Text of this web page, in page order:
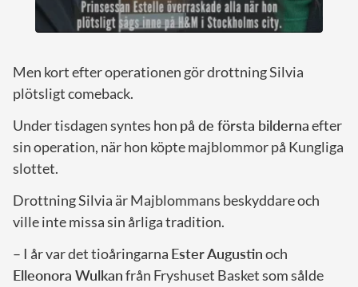
Men kort efter operationen gör drottning Silvia
plötsligt comeback.
Under tisdagen syntes hon på de första bildernaefter
sin operation, när hon köpte majblommor på Kungliga
slottet.
Drottning Silvia är Majblommans beskyddare och
ville inte missa sin årliga tradition.
– I år var det tioåringarna Ester Augustinoch
Elleonora Wulkanfrån Fryshuset Basket som sålde